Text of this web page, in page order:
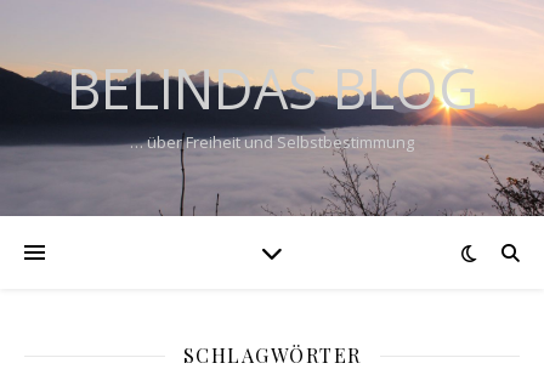
BELINDAS BLOG
… über Freiheit und Selbstbestimmung
SCHLAGWÖRTER